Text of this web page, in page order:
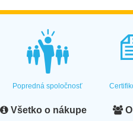
Popredná spoločnosť
Všetko o nákupe